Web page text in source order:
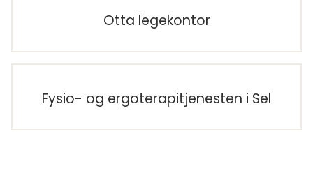
Otta legekontor
Fysio- og ergoterapitjenesten i Sel